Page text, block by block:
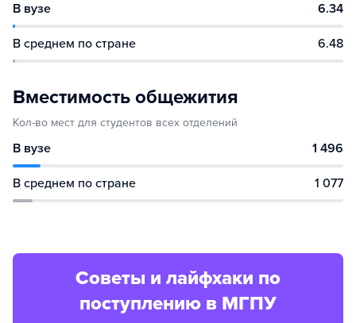
В вузе 6.34
В среднем по стране 6.48
Вместимость общежития
Кол-во мест для студентов всех отделений
В вузе 1 496
В среднем по стране 1 077
Советы и лайфхаки по
поступлению в МГПУ